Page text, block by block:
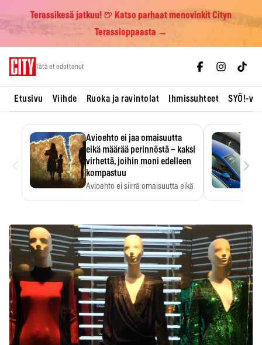
Terassikesä jatkuu! 🍺 Katso parhaat menovinkit Cityn
Terassioppaasta →
Tätä et odottanut
Etusivu Viihde Ruoka ja ravintolat Ihmissuhteet SYÖ!-
Avioehto ei jaa omaisuutta
eikä määrää perinnöstä – kaksi
virhettä, joihin moni edelleen
kompastuu
Avioehto ei siirrä omaisuutta eikä
›